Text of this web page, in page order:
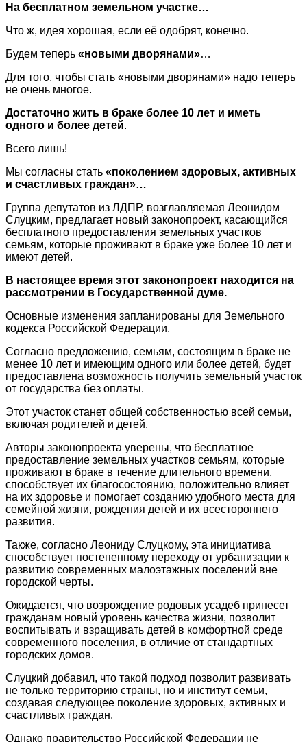
На бесплатном земельном участке…
Что ж, идея хорошая, если её одобрят, конечно.
Будем теперь «новыми дворянами»…
Для того, чтобы стать «новыми дворянами» надо теперь
не очень многое.
Достаточно жить в браке более 10 лет и иметь
одного и более детей.
Всего лишь!
Мы согласны стать «поколением здоровых, активных
и счастливых граждан»…
Группа депутатов из ЛДПР, возглавляемая Леонидом
Слуцким, предлагает новый законопроект, касающийся
бесплатного предоставления земельных участков
семьям, которые проживают в браке уже более 10 лет и
имеют детей.
В настоящее время этот законопроект находится на
рассмотрении в Государственной думе.
Основные изменения запланированы для Земельного
кодекса Российской Федерации.
Согласно предложению, семьям, состоящим в браке не
менее 10 лет и имеющим одного или более детей, будет
предоставлена возможность получить земельный участок
от государства без оплаты.
Этот участок станет общей собственностью всей семьи,
включая родителей и детей.
Авторы законопроекта уверены, что бесплатное
предоставление земельных участков семьям, которые
проживают в браке в течение длительного времени,
способствует их благосостоянию, положительно влияет
на их здоровье и помогает созданию удобного места для
семейной жизни, рождения детей и их всестороннего
развития.
Также, согласно Леониду Слуцкому, эта инициатива
способствует постепенному переходу от урбанизации к
развитию современных малоэтажных поселений вне
городской черты.
Ожидается, что возрождение родовых усадеб принесет
гражданам новый уровень качества жизни, позволит
воспитывать и взращивать детей в комфортной среде
современного поселения, в отличие от стандартных
городских домов.
Слуцкий добавил, что такой подход позволит развивать
не только территорию страны, но и институт семьи,
создавая следующее поколение здоровых, активных и
счастливых граждан.
Однако правительство Российской Федерации не